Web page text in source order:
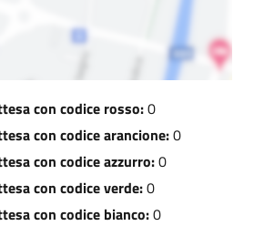
con codice rosso:0
con codice arancione:0
con codice azzurro:0
con codice verde:0
con codice bianco:0